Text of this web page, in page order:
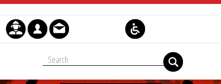
Skip to Content